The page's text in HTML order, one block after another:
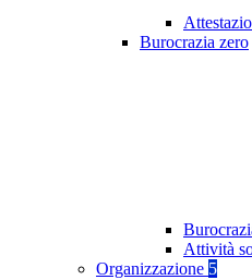
Burocrazia zero
Attività
Organizzazione 5